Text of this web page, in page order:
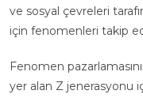
ve sosyal çevreleri
için fenomenleri takip
Fenomen
yer alan Z jenerasyonu